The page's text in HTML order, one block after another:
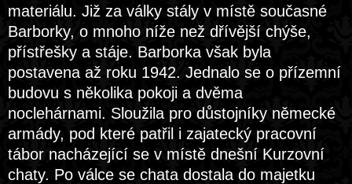
materiálu. Již za války stály v místě současné
Barborky, o mnoho níže než dřívější chýše,
přístřešky a stáje. Barborka však byla
postavena až roku 1942. Jednalo se o přízemní
budovu s několika pokoji a dvěma
noclehárnami. Sloužila pro důstojníky německé
armády, pod které patřil i zajatecký pracovní
tábor nacházející se v místě dnešní Kurzovní
chaty. Po válce se chata dostala do majetku